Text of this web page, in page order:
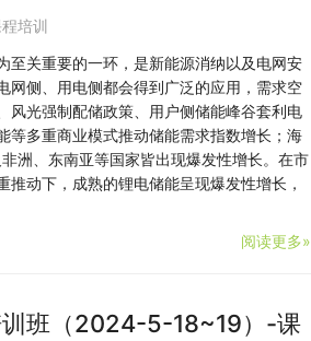
培训
至关重要的一环，是新能源消纳以及电网安
网侧、用电侧都会得到广泛的应用，需求空
风光强制配储政策、用户侧储能峰谷套利电
等多重商业模式推动储能需求指数增长；海
洲、东南亚等国家皆出现爆发性增长。在市
推动下，成熟的锂电储能呈现爆发性增长，
阅读更多»
训班（2024-5-18~19）-课